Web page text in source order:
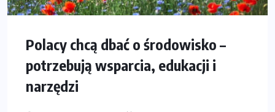
Polacy chcą dbać o środowisko –
potrzebują wsparcia, edukacji i
narzędzi